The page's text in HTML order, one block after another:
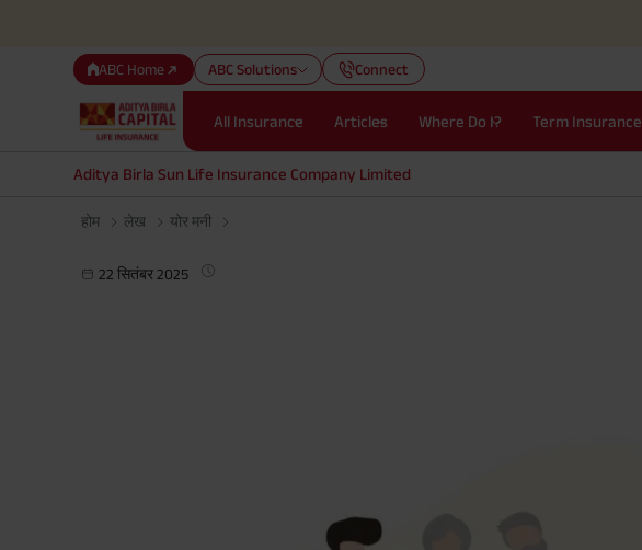
ABC Home ABC Solutions Connect
All Insurance Articles Where Do I? Term Insurance
Aditya Birla Sun Life Insurance Company Limited
होम लेख योर मनी
22 सितंबर 2025